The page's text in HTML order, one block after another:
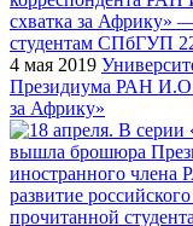
4 мая 2019
Президиума РАН И.О.
за Африку»